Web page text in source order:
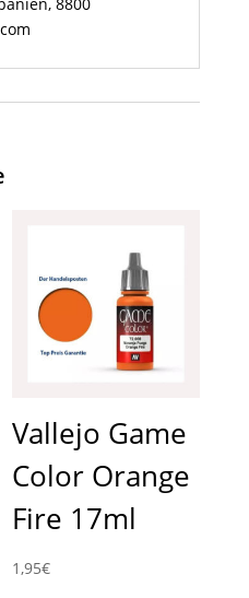
8800
Vallejo Game
Color Orange
Fire 17ml
1,95€